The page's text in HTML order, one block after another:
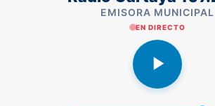
EMISORA MUNICIPAL
EN DIRECTO